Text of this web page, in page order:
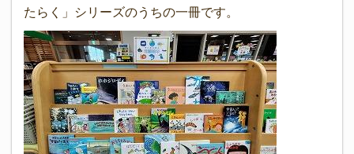
たらく」シリーズのうちの一冊です。